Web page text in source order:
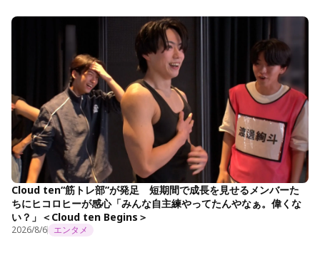
Cloud ten“筋トレ部”が発足 短期間で成長を見せるメンバーた
ちにヒコロヒーが感心「みんな自主練やってたんやなぁ。偉くな
い？」＜Cloud ten Begins＞
2026/8/6 エンタメ